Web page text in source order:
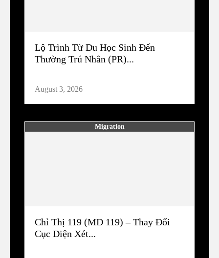
Lộ Trình Từ Du Học Sinh Đến
Thường Trú Nhân (PR)...
August 3, 2026
Migration
Chỉ Thị 119 (MD 119) – Thay Đổi
Cục Diện Xét...